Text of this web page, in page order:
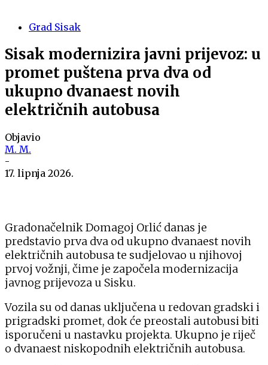
Grad Sisak
Sisak modernizira javni prijevoz: u
promet puštena prva dva od
ukupno dvanaest novih
električnih autobusa
Objavio
M. M.
-
17. lipnja 2026.
Gradonačelnik Domagoj Orlić danas je
predstavio prva dva od ukupno dvanaest novih
električnih autobusa te sudjelovao u njihovoj
prvoj vožnji, čime je započela modernizacija
javnog prijevoza u Sisku.
Vozila su od danas uključena u redovan gradski i
prigradski promet, dok će preostali autobusi biti
isporučeni u nastavku projekta. Ukupno je riječ
o dvanaest niskopodnih električnih autobusa.